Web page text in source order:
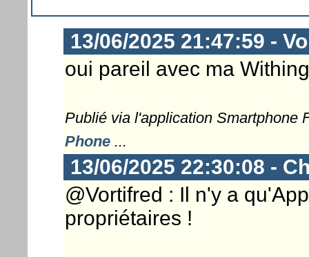
13/06/2025 21:47:59 -
oui pareil avec ma
Publié via l'application Smartphone
Phone...
13/06/2025 22:30:08 -
@Vortifred : Il n'y a
propriétaires !